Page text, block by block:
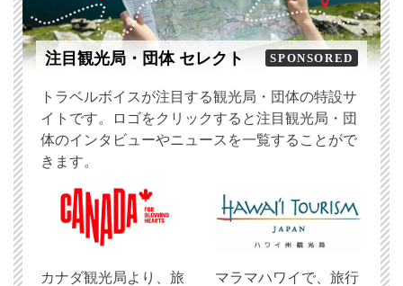
注目観光局・団体 セレクト SPONSORED
トラベルボイスが注目する観光局・団体の特設サ
イトです。ロゴをクリックすると注目観光局・団
体のインタビューやニュースを一覧することがで
きます。
​カナダ観光局より、旅
マラマハワイで、旅行